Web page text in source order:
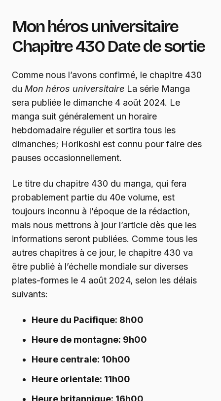
Mon héros universitaire
Chapitre 430 Date de sortie
Comme nous l’avons confirmé, le chapitre 430
du Mon héros universitaire La série Manga
sera publiée le dimanche 4 août 2024. Le
manga suit généralement un horaire
hebdomadaire régulier et sortira tous les
dimanches; Horikoshi est connu pour faire des
pauses occasionnellement.
Le titre du chapitre 430 du manga, qui fera
probablement partie du 40e volume, est
toujours inconnu à l’époque de la rédaction,
mais nous mettrons à jour l’article dès que les
informations seront publiées. Comme tous les
autres chapitres à ce jour, le chapitre 430 va
être publié à l’échelle mondiale sur diverses
plates-formes le 4 août 2024, selon les délais
suivants:
Heure du Pacifique: 8h00
Heure de montagne: 9h00
Heure centrale: 10h00
Heure orientale: 11h00